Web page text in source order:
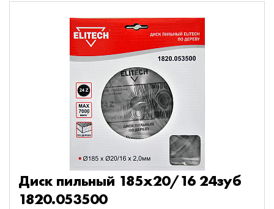
Диск пильный 185х20/16 24зуб
1820.053500